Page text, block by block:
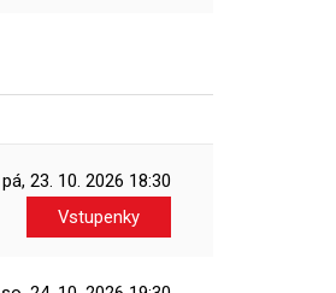
pá, 23. 10. 2026 18:30
Vstupenky